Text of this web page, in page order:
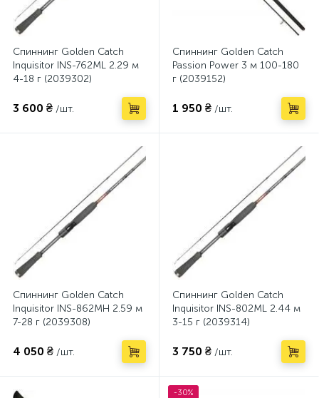
Спиннинг Golden Catch
Inquisitor INS-762ML 2.29 м
4-18 г (2039302)
3 600 ₴ /шт.
Спиннинг Golden Catch
Passion Power 3 м 100-180
г (2039152)
1 950 ₴ /шт.
Спиннинг Golden Catch
Inquisitor INS-862MH 2.59 м
7-28 г (2039308)
4 050 ₴ /шт.
Спиннинг Golden Catch
Inquisitor INS-802ML 2.44 м
3-15 г (2039314)
3 750 ₴ /шт.
-30%